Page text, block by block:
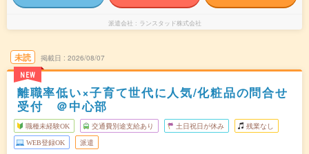
派遣会社 ランスタッド株式会社
未読
NEW
掲載日 2026/08/07
離職率低い×子育て世代に人気/化粧品の問合せ
受付 ＠中心部
職種未経験OK 交通費別途支給あり 土日祝日が休み 残業なし
WEB登録OK 派遣